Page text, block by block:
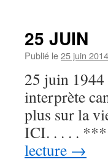
25 JUIN
Publié le25 juin 2014
25 juin 1944
interprète
plus sur la
ICI. . . . .
lecture →